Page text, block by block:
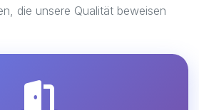
die unsere Qualität beweisen